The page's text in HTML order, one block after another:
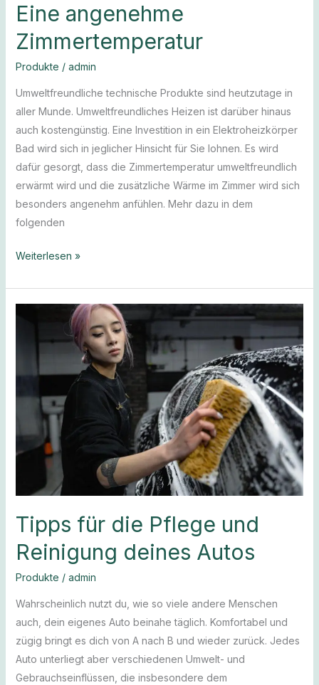
Eine angenehme
Zimmertemperatur
Produkte / admin
Umweltfreundliche technische Produkte sind heutzutage in
aller Munde. Umweltfreundliches Heizen ist darüber hinaus
auch kostengünstig. Eine Investition in ein Elektroheizkörper
Bad wird sich in jeglicher Hinsicht für Sie lohnen. Es wird
dafür gesorgt, dass die Zimmertemperatur umweltfreundlich
erwärmt wird und die zusätzliche Wärme im Zimmer wird sich
besonders angenehm anfühlen. Mehr dazu in dem
folgenden
Weiterlesen »
Tipps für die Pflege und
Reinigung deines Autos
Produkte / admin
Wahrscheinlich nutzt du, wie so viele andere Menschen
auch, dein eigenes Auto beinahe täglich. Komfortabel und
zügig bringt es dich von A nach B und wieder zurück. Jedes
Auto unterliegt aber verschiedenen Umwelt- und
Gebrauchseinflüssen, die insbesondere dem
Pflege
Reinigung
deines